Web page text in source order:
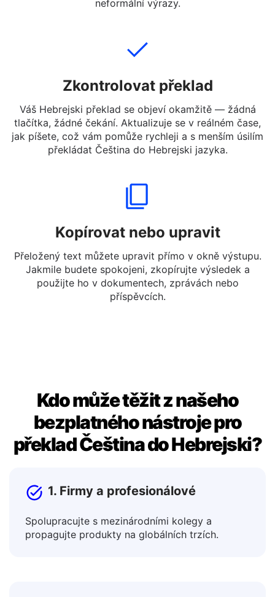
chcete přeložit. Můžete zadat celé věty, krátké zprávy
Zkontrolovat překlad
Váš Hebrejski překlad se objeví okamžitě — žádná
tlačítka, žádné čekání. Aktualizuje se v reálném čase,
překládat Čeština do Hebrejski jazyka.
Kopírovat nebo upravit
Přeložený text můžete upravit přímo v okně výstupu.
Jakmile budete spokojeni, zkopírujte výsledek a
Kdo může těžit z našeho
bezplatného nástroje pro
1. Firmy a profesionálové